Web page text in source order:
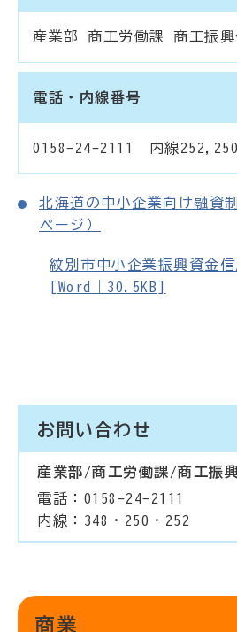
産業部 商工労働課 商工振興
電話・内線番号
0158-24-2111 内線
北海道の中小企業向け融資
ページ）
紋別市中小企業振興資金
[Word｜30.5KB]
お問い合わせ
産業部/商工労働課/商工振
電話：0158-24-2111
内線：348・250・252
商業